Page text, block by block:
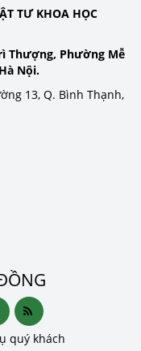
TƯ KHOA HỌC
Thượng, Phường Mễ
Nội.
13, Q. Bình Thạnh,
quý khách